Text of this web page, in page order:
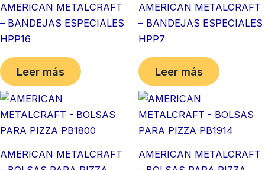
AMERICAN METALCRAFT
– BANDEJAS ESPECIALES
HPP16
Leer más
AMERICAN METALCRAFT
– BANDEJAS ESPECIALES
HPP7
Leer más
AMERICAN METALCRAFT
AMERICAN METALCRAFT